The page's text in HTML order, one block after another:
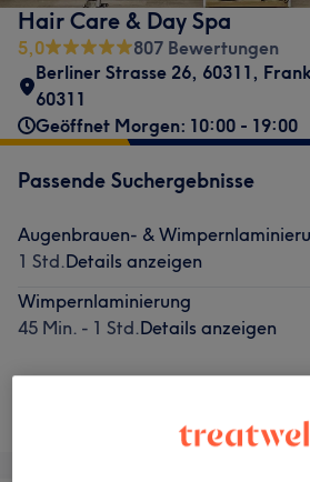
Hair Care & Day Spa
5,0
807 Bewertungen
Berliner Strasse 26, 60311,
60311
Geöffnet Morgen: 10:00 - 19:00
Passende Suchergebnisse
Augenbrauen- &
1 Std.Details anzeigen
Wimpernlaminierung
45 Min. - 1 Std.Details anzeigen